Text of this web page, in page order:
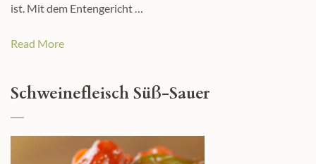
ist. Mit dem Entengericht …
Read More
Schweinefleisch Süß-Sauer